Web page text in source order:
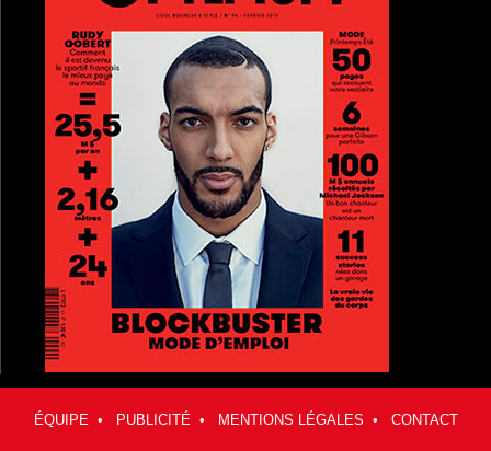
ÉQUIPE • PUBLICITÉ • MENTIONS LÉGALES • CONTACT